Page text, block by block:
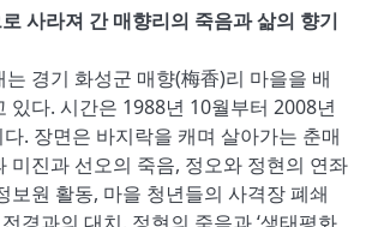
사라져 간 매향리의 죽음과 삶의 향기
는 경기 화성군 매향(梅香)리 마을을 배
있다. 시간은 1988년 10월부터 2008년
. 장면은 바지락을 캐며 살아가는 춘매
미진과 선오의 죽음, 정오와 정현의 연좌
보원 활동, 마을 청년들의 사격장 폐쇄
경과의 대치, 정현의 죽음과 ‘생태평화